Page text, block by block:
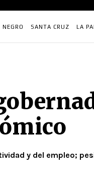
NEGRO SANTA CRUZ LA
y del empleo;